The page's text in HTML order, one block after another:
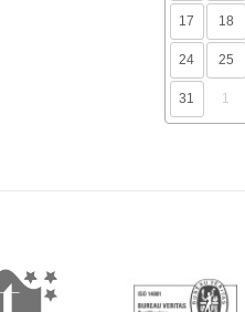
17 18
24 25
31 1